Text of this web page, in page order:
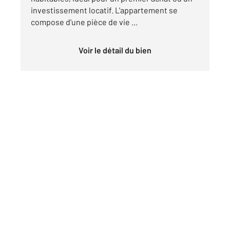
investissement locatif. L'appartement se
compose d'une pièce de vie ...
Voir le détail du bien